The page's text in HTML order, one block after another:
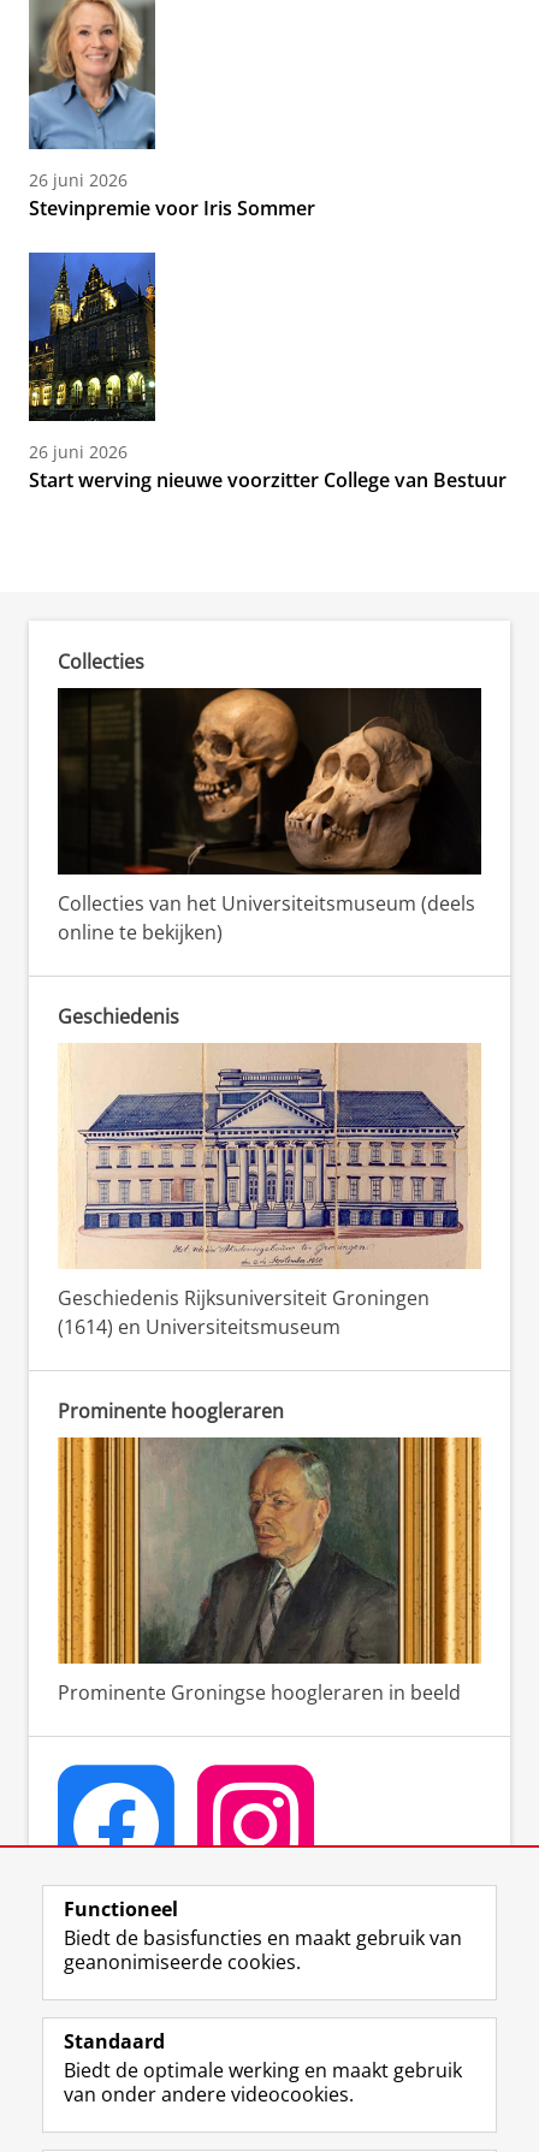
26 juni 2026
Stevinpremie voor Iris Sommer
26 juni 2026
Start werving nieuwe voorzitter College van Bestuur
Collecties
Collecties van het Universiteitsmuseum (deels
online te bekijken)
Geschiedenis
Geschiedenis Rijksuniversiteit Groningen
(1614) en Universiteitsmuseum
Prominente hoogleraren
Prominente Groningse hoogleraren in beeld
Volg ons op
F
a
e
b
T
w
t
t
I
n
t
Over het museum
Functioneel
Biedt de basisfuncties en maakt gebruik van
geanonimiseerde cookies.
Standaard
Biedt de optimale werking en maakt gebruik
van onder andere videocookies.